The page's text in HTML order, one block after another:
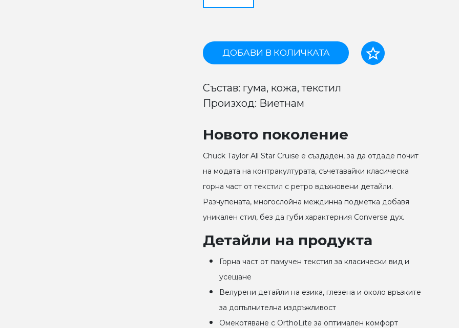
ДОБАВИ В КОЛИЧКАТА
Състав: гума, кожа, текстил
Произход: Виетнам
Новото поколение
Chuck Taylor All Star Cruise е създаден, за да отдаде почит
на модата на контракултурата, съчетавайки класическа
горна част от текстил с ретро вдъхновени детайли.
Разчупената, многослойна междинна подметка добавя
уникален стил, без да губи характерния Converse дух.
Детайли на продукта
Горна част от памучен текстил за класически вид и
усещане
Велурени детайли на езика, глезена и около връзките
за допълнителна издръжливост
Омекотяване с OrthoLite за оптимален комфорт